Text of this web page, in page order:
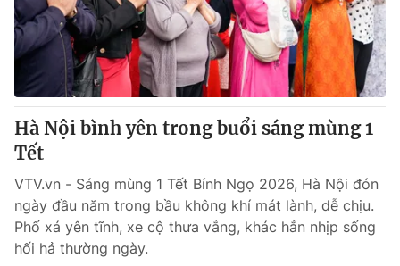
Hà Nội bình yên trong buổi sáng mùng 1
Tết
VTV.vn - Sáng mùng 1 Tết Bính Ngọ 2026, Hà Nội đón
ngày đầu năm trong bầu không khí mát lành, dễ chịu.
Phố xá yên tĩnh, xe cộ thưa vắng, khác hẳn nhịp sống
hối hả thường ngày.